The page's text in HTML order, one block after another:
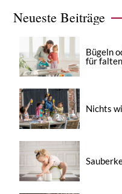
Neueste Beiträge
Bügeln
für
Nichts